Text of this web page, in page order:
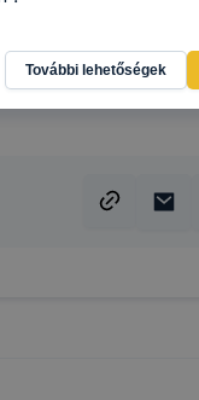
(nagyothalló)
biztosított.
További lehetőségek